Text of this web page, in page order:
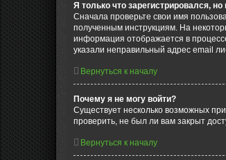
Я только что зарегистрировался, но
Сначала проверьте свои имя
полученным инструкциям. На
информация отображается в
указали неправильный адрес email
Вернуться к началу
Почему я не могу войти?
Существует несколько возможных
проверить, не был ли вам закрыт
Вернуться к началу